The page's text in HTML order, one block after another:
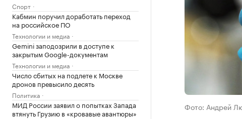
Спорт
Кабмин поручил доработать переход
на российское ПО
Технологии и медиа
Gemini заподозрили в доступе к
закрытым Google-документам
Технологии и медиа
Число сбитых на подлете к Москве
дронов превысило десять
Политика
МИД России заявил о попытках Запада
втянуть Грузию в «кровавые авантюры»
Фото: Андрей